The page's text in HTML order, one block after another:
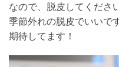
なので、脱皮してくださ
季節外れの脱皮でいいで
期待してます！